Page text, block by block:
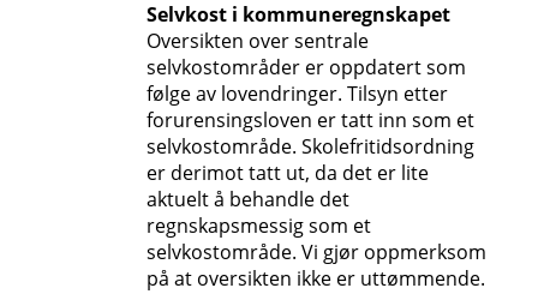
Selvkost i kommuneregnskapet
Oversikten over sentrale
selvkostområder er oppdatert som
følge av lovendringer. Tilsyn etter
forurensingsloven er tatt inn som et
selvkostområde. Skolefritidsordning
er derimot tatt ut, da det er lite
aktuelt å behandle det
regnskapsmessig som et
selvkostområde. Vi gjør oppmerksom
på at oversikten ikke er uttømmende.